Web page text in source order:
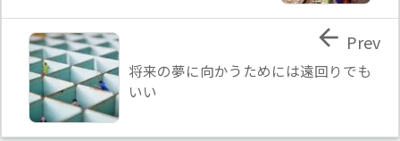
将来の夢に向かうためには遠回りでも
いい
 Prev